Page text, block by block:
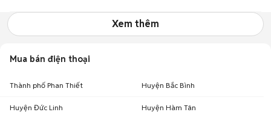
Xem thêm
Mua bán điện thoại
Thành phố Phan Thiết Huyện Bắc Bình
Huyện Đức Linh Huyện Hàm Tân